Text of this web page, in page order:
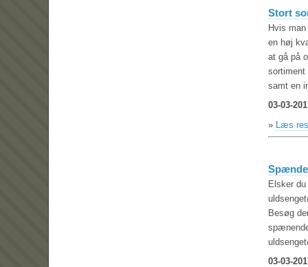
Stort
Hvis
en høj
at gå på
samt en
03-03-
» Læs
Elsker
Besøg
03-03-